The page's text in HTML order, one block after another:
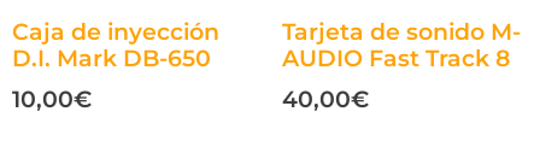
Caja de inyección
D.I. Mark DB-650
10,00€
Tarjeta de sonido M-
AUDIO Fast Track 8
40,00€